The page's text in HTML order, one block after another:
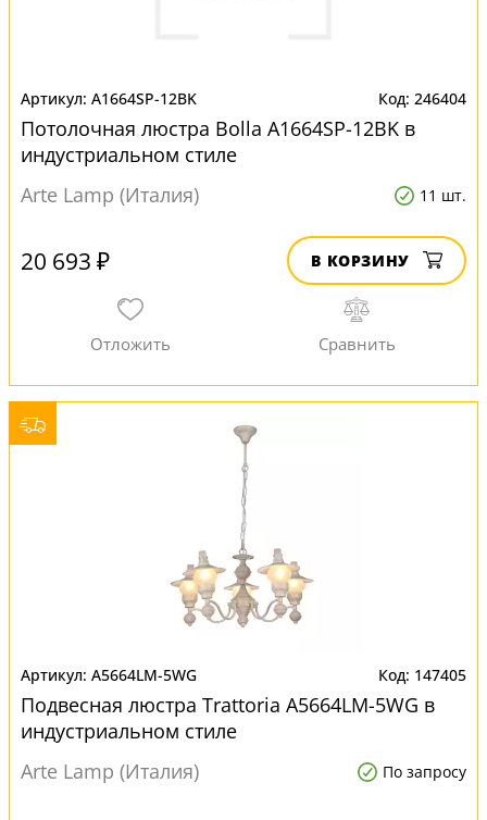
A1664SP-12BK 246404
Потолочная люстра Bolla A1664SP-12BK в
индустриальном стиле
Arte Lamp (Италия)
11 шт.
20 693 ₽ В КОРЗИНУ
A5664LM-5WG 147405
Подвесная люстра Trattoria A5664LM-5WG в
индустриальном стиле
Arte Lamp (Италия)
По запросу